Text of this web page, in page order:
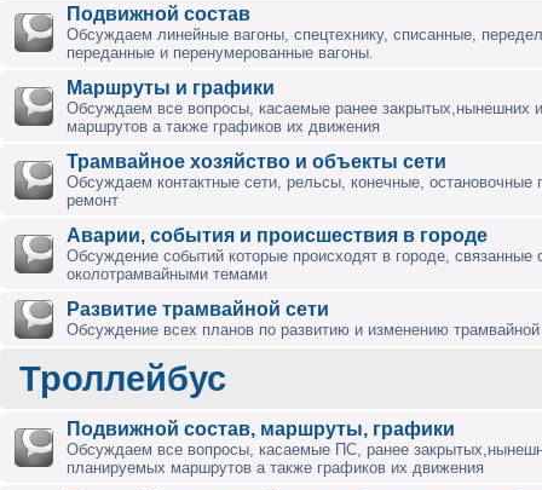
Подвижной состав
Обсуждаем линейные вагоны, спецтехнику, списанные,
переданные и перенумерованные вагоны.
Маршруты и графики
Обсуждаем все вопросы, касаемые ранее закрытых,нынешних
маршрутов а также графиков их движения
Трамвайное хозяйство и объекты сети
Обсуждаем контактные сети, рельсы, конечные, остановочные
ремонт
Аварии, события и происшествия в городе
Обсуждение событий которые происходят в городе, связанные
околотрамвайными темами
Развитие трамвайной сети
Обсуждение всех планов по развитию и изменению трамвайной
Троллейбус
Подвижной состав, маршруты, графики
Обсуждаем все вопросы, касаемые ПС, ранее
планируемых маршрутов а также графиков их движения